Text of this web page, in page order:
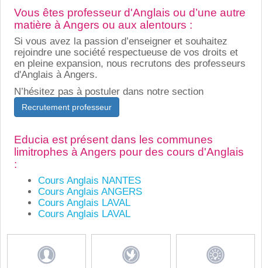
Vous êtes professeur d'Anglais ou d’une autre
matière à Angers ou aux alentours :
Si vous avez la passion d’enseigner et souhaitez
rejoindre une société respectueuse de vos droits et
en pleine expansion, nous recrutons des professeurs
d'Anglais à Angers.
N’hésitez pas à postuler dans notre section
Recrutement professeur
Educia est présent dans les communes
limitrophes à Angers pour des cours d'Anglais
:
Cours Anglais NANTES
Cours Anglais ANGERS
Cours Anglais LAVAL
Cours Anglais LAVAL